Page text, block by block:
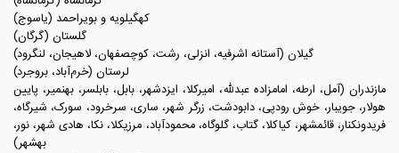
کهگیلویه و بویراحمد (یاسوج)
گلستان (گرگان)
گیلان (آستانه اشرفیه، انزلی، رشت، کوچصفهان، لاهیجان، لنگرود)
لرستان (خرم‌آباد، بروجرد)
مازندران (آمل، ارطه، امامزاده عبدلله، امیرکلا، ایزدشهر، بابل، بابلسر، بهنمیر، پایین
هولار، جویبار، خوش رودپی، دابودشت، زرگر شهر، ساری، سرخرود، سورک، شیرگاه،
فریدونکنار، قائمشهر، کیاکلا، گتاب، گلوگاه، محمودآباد، مرزیکلا، نکا، هادی شهر، نور،
بهشهر)